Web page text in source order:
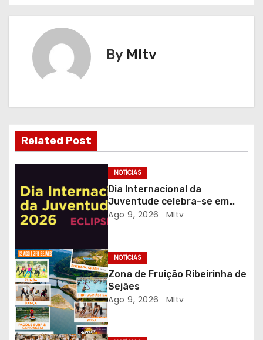
ç
ã
o
e
a
r
t
i
g
By MItv
Related Post
NOTÍCIAS
Dia Internacional da
Juventude celebra-se em
Gaia com desporto, música e
Ago 9, 2026 MItv
NOTÍCIAS
Zona de Fruição Ribeirinha de
Sejães
Ago 9, 2026 MItv